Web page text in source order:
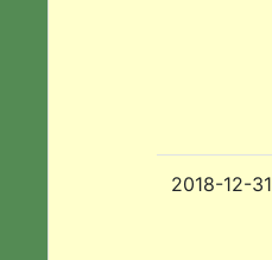
2018-12-31